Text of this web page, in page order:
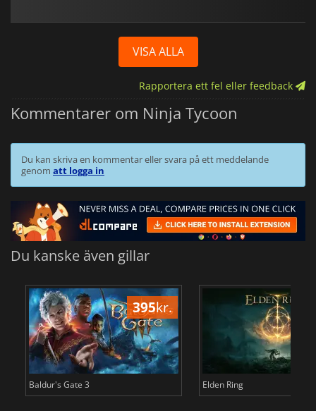
VISA ALLA
Rapportera ett fel eller feedback
Kommentarer om Ninja Tycoon
Du kan skriva en kommentar eller svara på ett meddelande
genom att logga in
Du kanske även gillar
395kr.
Baldur's Gate 3 Elden Ring